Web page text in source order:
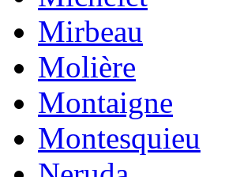
Mirbeau
Molière
Montaigne
Montesquieu